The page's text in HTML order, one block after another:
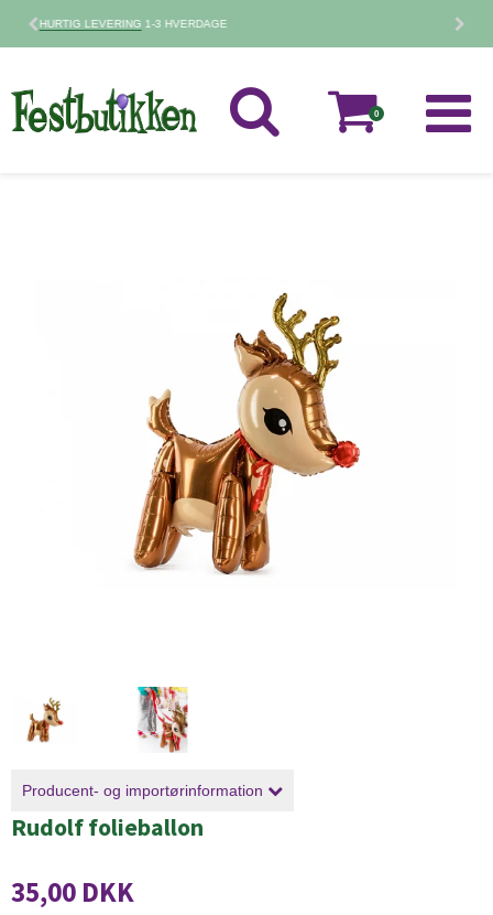
30 DAGES
0
Producent- og importørinformation
Rudolf folieballon
35,00 DKK